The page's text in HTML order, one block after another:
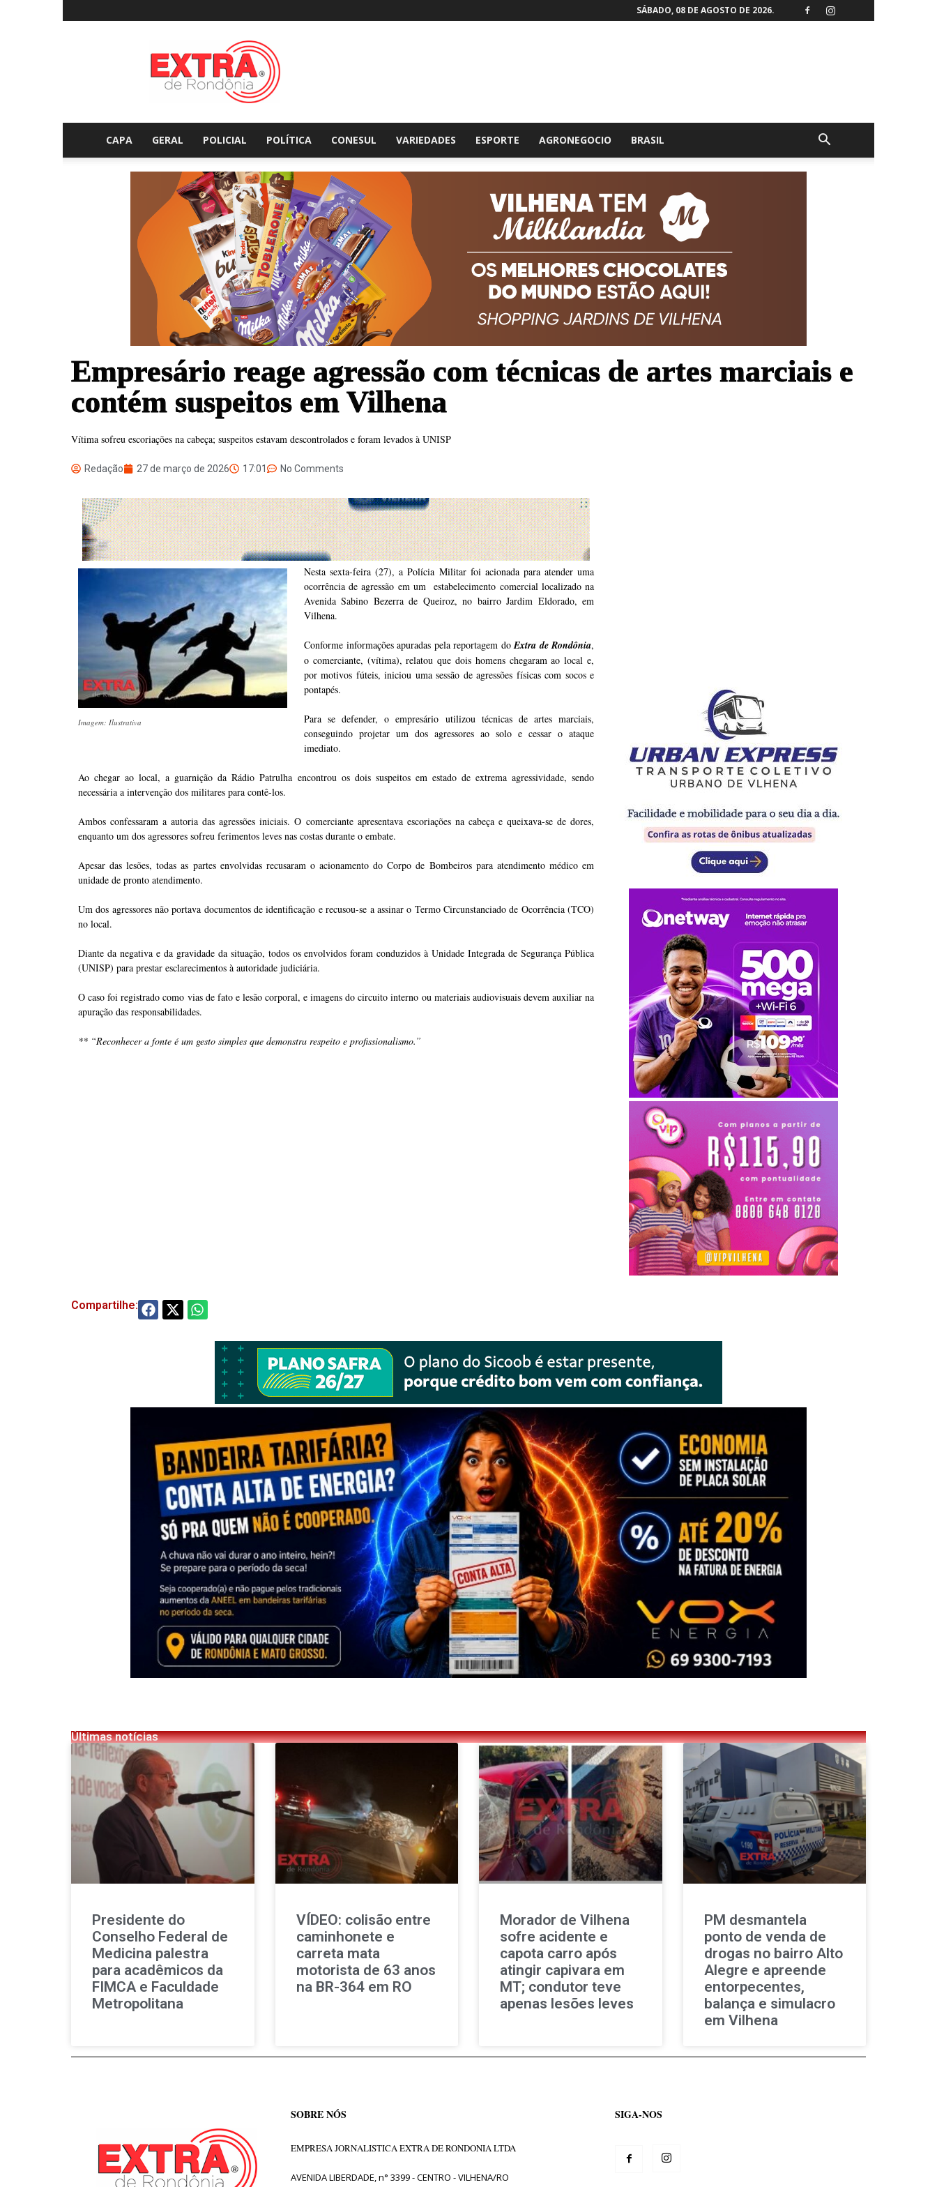
SÁBADO, 08 DE AGOSTO DE 2026.
Extraderondonia.com.br
CAPA GERAL POLICIAL POLÍTICA CONESUL VARIEDADES ESPORTE AGRONEGOCIO BRASIL
Empresário reage agressão com técnicas de artes marciais e
contém suspeitos em Vilhena
Vítima sofreu escoriações na cabeça; suspeitos estavam descontrolados e foram levados à UNISP
Redação 27 de março de 2026 17:01 No Comments
Imagem: Ilustrativa
Nesta sexta-feira (27), a Polícia Militar foi acionada para atender uma
ocorrência de agressão em um estabelecimento comercial localizado na
Avenida Sabino Bezerra de Queiroz, no bairro Jardim Eldorado, em
Vilhena.
Conforme informações apuradas pela reportagem doExtra de Rondônia,
o comerciante, (vítima), relatou que dois homens chegaram ao local e,
por motivos fúteis, iniciou uma sessão de agressões físicas com socos e
pontapés.
Para se defender, o empresário utilizou técnicas de artes marciais,
conseguindo projetar um dos agressores ao solo e cessar o ataque
imediato.
Ao chegar ao local, a guarnição da Rádio Patrulha encontrou os dois suspeitos em estado de extrema agressividade, sendo
necessária a intervenção dos militares para contê-los.
Ambos confessaram a autoria das agressões iniciais. O comerciante apresentava escoriações na cabeça e queixava-se de dores,
enquanto um dos agressores sofreu ferimentos leves nas costas durante o embate.
Apesar das lesões, todas as partes envolvidas recusaram o acionamento do Corpo de Bombeiros para atendimento médico em
unidade de pronto atendimento.
Um dos agressores não portava documentos de identificação e recusou-se a assinar o Termo Circunstanciado de Ocorrência (TCO)
no local.
Diante da negativa e da gravidade da situação, todos os envolvidos foram conduzidos à Unidade Integrada de Segurança Pública
(UNISP) para prestar esclarecimentos à autoridade judiciária.
O caso foi registrado como vias de fato e lesão corporal, e imagens do circuito interno ou materiais audiovisuais devem auxiliar na
apuração das responsabilidades.
** “Reconhecer a fonte é um gesto simples que demonstra respeito e profissionalismo.”
Compartilhe:
Últimas notícias
Presidente do
Conselho Federal de
Medicina palestra
para acadêmicos da
FIMCA e Faculdade
Metropolitana
VÍDEO: colisão entre
caminhonete e
carreta mata
motorista de 63 anos
na BR-364 em RO
Morador de Vilhena
sofre acidente e
capota carro após
atingir capivara em
MT; condutor teve
apenas lesões leves
PM desmantela
ponto de venda de
drogas no bairro Alto
Alegre e apreende
entorpecentes,
balança e simulacro
em Vilhena
SOBRE NÓS
EMPRESA JORNALISTICA EXTRA DE RONDONIA LTDA
AVENIDA LIBERDADE, n° 3399 - CENTRO - VILHENA/RO
SIGA-NOS